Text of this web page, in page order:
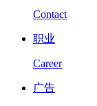
Contact
职业
Career
广告